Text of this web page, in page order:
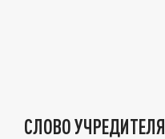
СЛОВО УЧРЕДИТЕЛЯ